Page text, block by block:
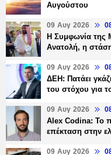
Αυγούστου
09 Αυγ 2026
Η Συμφωνία της
Ανατολή, η
09 Αυγ 2026
ΔΕΗ: Πατάει
του στόχου για
09 Αυγ 2026
Alex Codina: Το
επέκταση στην
09 Αυγ 2026